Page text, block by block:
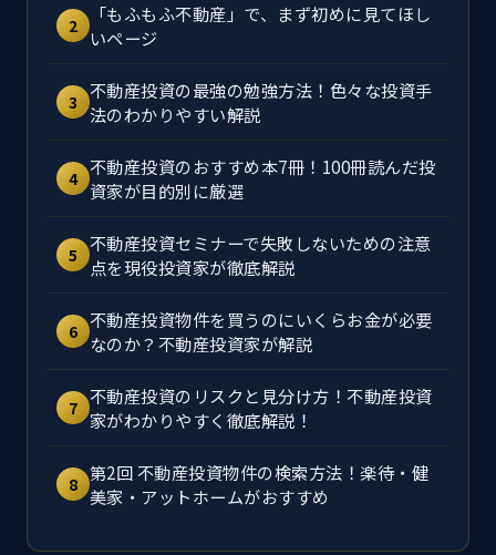
2
「もふもふ不動産」で、まず初めに見てほし
いページ
3
不動産投資の最強の勉強方法！色々な投資手
法のわかりやすい解説
4 不動産投資のおすすめ本7冊！100冊読んだ投
資家が目的別に厳選
5
不動産投資セミナーで失敗しないための注意
点を現役投資家が徹底解説
6 不動産投資物件を買うのにいくらお金が必要
なのか？不動産投資家が解説
7 不動産投資のリスクと見分け方！不動産投資
家がわかりやすく徹底解説！
8 第2回 不動産投資物件の検索方法！楽待・健
美家・アットホームがおすすめ